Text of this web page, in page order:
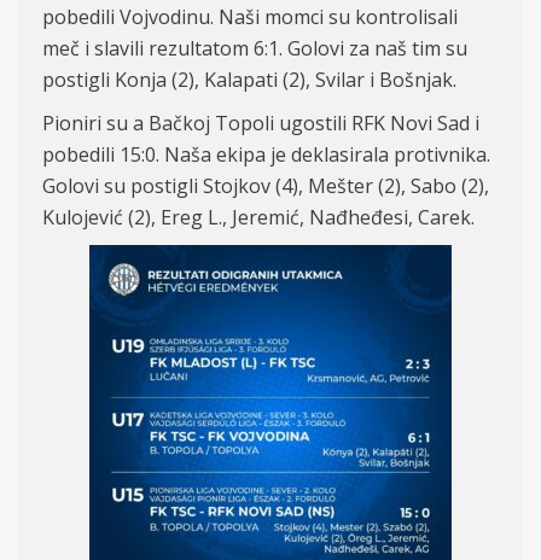
pobedili Vojvodinu. Naši momci su kontrolisali
meč i slavili rezultatom 6:1. Golovi za naš tim su
postigli Konja (2), Kalapati (2), Svilar i Bošnjak.
Pioniri su a Bačkoj Topoli ugostili RFK Novi Sad i
pobedili 15:0. Naša ekipa je deklasirala protivnika.
Golovi su postigli Stojkov (4), Mešter(2), Sabo (2),
Kulojević (2), Ereg L., Jeremić, Nađheđesi, Carek.